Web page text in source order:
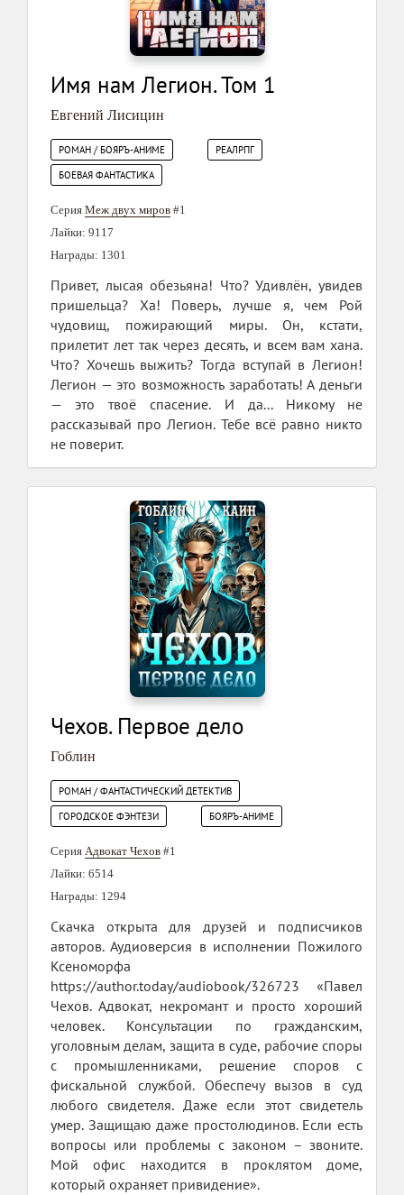
Имя нам Легион. Том 1
Евгений Лисицин
РОМАН / БОЯРЪ-АНИМЕ
РЕАЛРПГ
БОЕВАЯ ФАНТАСТИКА
Серия Меж двух миров #1
Лайки: 9117
Награды: 1301
Привет, лысая обезьяна! Что? Удивлён, увидев
пришельца? Ха! Поверь, лучше я, чем Рой
чудовищ, пожирающий миры. Он, кстати,
прилетит лет так через десять, и всем вам хана.
Что? Хочешь выжить? Тогда вступай в Легион!
Легион — это возможность заработать! А деньги
— это твоё спасение. И да... Никому не
рассказывай про Легион. Тебе всё равно никто
не поверит.
Чехов. Первое дело
Гоблин
РОМАН / ФАНТАСТИЧЕСКИЙ ДЕТЕКТИВ
ГОРОДСКОЕ ФЭНТЕЗИ
БОЯРЪ-АНИМЕ
Серия Адвокат Чехов #1
Лайки: 6514
Награды: 1294
Скачка открыта для друзей и подписчиков
авторов. Аудиоверсия в исполнении Пожилого
Ксеноморфа
https://author.today/audiobook/326723 «Павел
Чехов. Адвокат, некромант и просто хороший
человек. Консультации по гражданским,
уголовным делам, защита в суде, рабочие споры
с промышленниками, решение споров с
фискальной службой. Обеспечу вызов в суд
любого свидетеля. Даже если этот свидетель
умер. Защищаю даже простолюдинов. Если есть
вопросы или проблемы с законом – звоните.
Мой офис находится в проклятом доме,
который охраняет привидение».